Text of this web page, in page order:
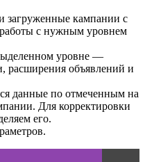
загруженные кампании с
с нужным уровнем
уровне —
расширения объявлений и
данные по отмеченным на
Для корректировки
его.